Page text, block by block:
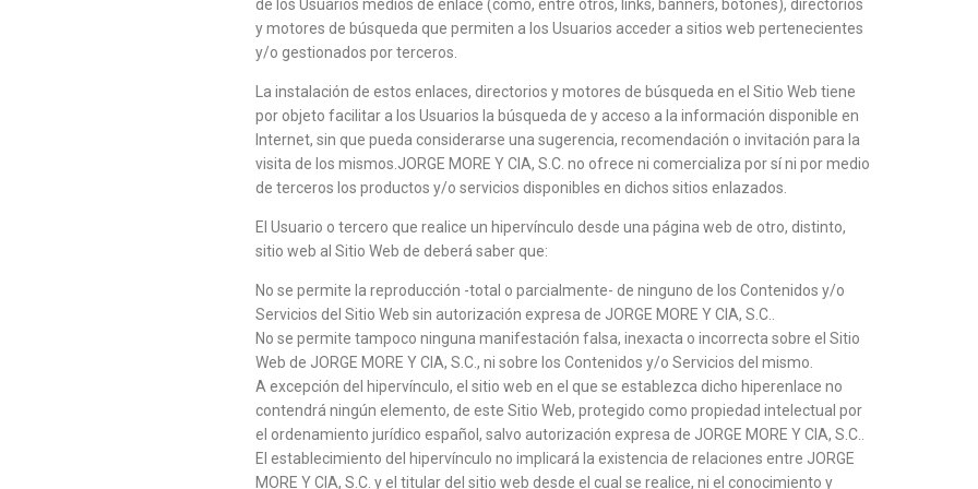
de los Usuarios medios de enlace (como, entre otros, links, banners, botones), directorios
y motores de búsqueda que permiten a los Usuarios acceder a sitios web pertenecientes
y/o gestionados por terceros.
La instalación de estos enlaces, directorios y motores de búsqueda en el Sitio Web tiene
por objeto facilitar a los Usuarios la búsqueda de y acceso a la información disponible en
Internet, sin que pueda considerarse una sugerencia, recomendación o invitación para la
visita de los mismos.JORGE MORE Y CIA, S.C. no ofrece ni comercializa por sí ni por medio
de terceros los productos y/o servicios disponibles en dichos sitios enlazados.
El Usuario o tercero que realice un hipervínculo desde una página web de otro, distinto,
sitio web al Sitio Web de deberá saber que:
No se permite la reproducción -total o parcialmente- de ninguno de los Contenidos y/o
Servicios del Sitio Web sin autorización expresa de JORGE MORE Y CIA, S.C..
No se permite tampoco ninguna manifestación falsa, inexacta o incorrecta sobre el Sitio
Web de JORGE MORE Y CIA, S.C., ni sobre los Contenidos y/o Servicios del mismo.
A excepción del hipervínculo, el sitio web en el que se establezca dicho hiperenlace no
contendrá ningún elemento, de este Sitio Web, protegido como propiedad intelectual por
el ordenamiento jurídico español, salvo autorización expresa de JORGE MORE Y CIA, S.C..
El establecimiento del hipervínculo no implicará la existencia de relaciones entre JORGE
MORE Y CIA, S.C. y el titular del sitio web desde el cual se realice, ni el conocimiento y